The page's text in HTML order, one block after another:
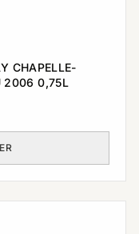
CHAPELLE-
2006 0,75L